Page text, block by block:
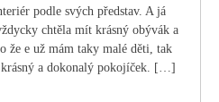
podle svých představ. A já
chtěla mít krásný obývák a
že e už mám taky malé děti, tak
krásný a dokonalý pokojíček. […]